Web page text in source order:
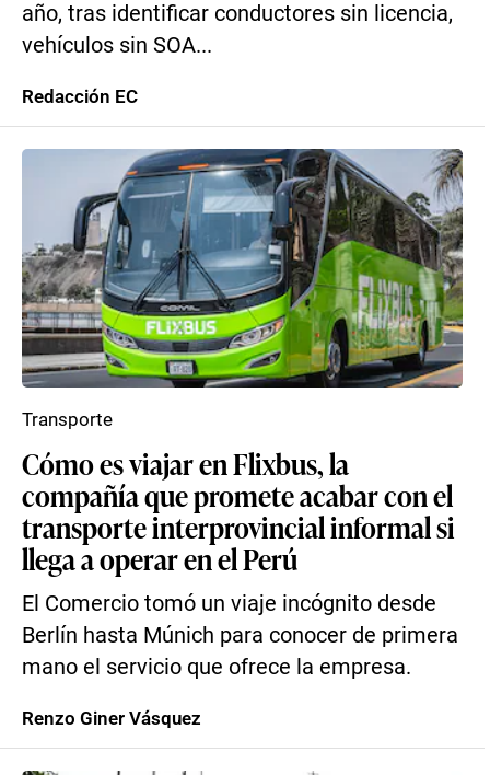
año, tras identificar conductores sin licencia,
vehículos sin SOA...
Redacción EC
Cómo es viajar en Flixbus, la
compañía que promete acabar con el
transporte interprovincial informal si
llega a operar en el Perú
El Comercio tomó un viaje incógnito desde
Berlín hasta Múnich para conocer de primera
mano el servicio que ofrece la empresa.
Transporte
Renzo Giner Vásquez